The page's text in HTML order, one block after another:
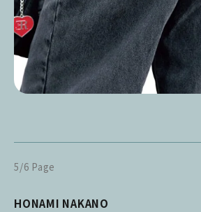
5/6 Page
HONAMI NAKANO